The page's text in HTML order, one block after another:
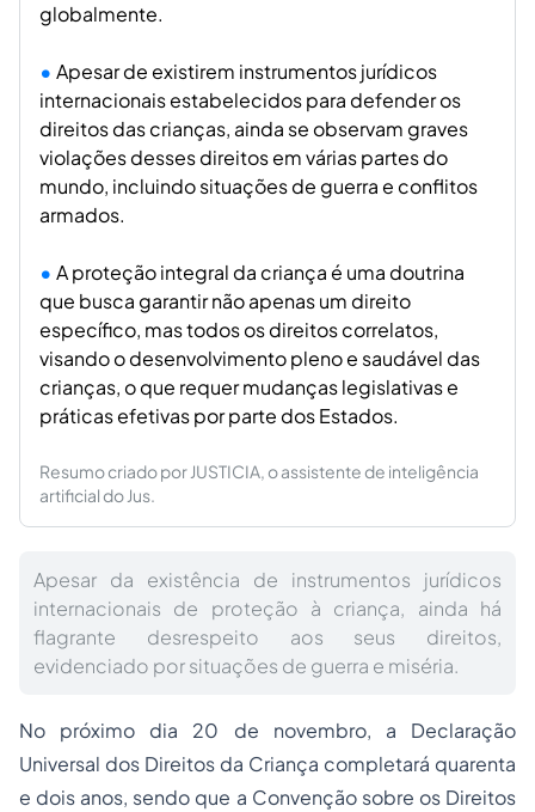
globalmente.
Apesar de existirem instrumentos jurídicos
internacionais estabelecidos para defender os
direitos das crianças, ainda se observam graves
violações desses direitos em várias partes do
mundo, incluindo situações de guerra e conflitos
armados.
A proteção integral da criança é uma doutrina
que busca garantir não apenas um direito
específico, mas todos os direitos correlatos,
visando o desenvolvimento pleno e saudável das
crianças, o que requer mudanças legislativas e
práticas efetivas por parte dos Estados.
Resumo criado por JUSTICIA, o assistente de inteligência
artificial do Jus.
Apesar da existência de instrumentos jurídicos
internacionais de proteção à criança, ainda há
flagrante desrespeito aos seus direitos,
evidenciado por situações de guerra e miséria.
No próximo dia 20 de novembro, a Declaração
Universal dos Direitos da Criança completará quarenta
e dois anos, sendo que a Convenção sobre os Direitos